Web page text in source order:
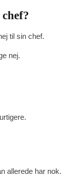
til sin chef.
nej.
allerede har nok.